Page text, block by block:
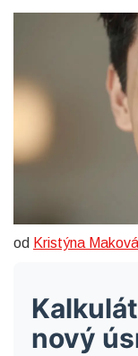
od Kristýna Maková
nový